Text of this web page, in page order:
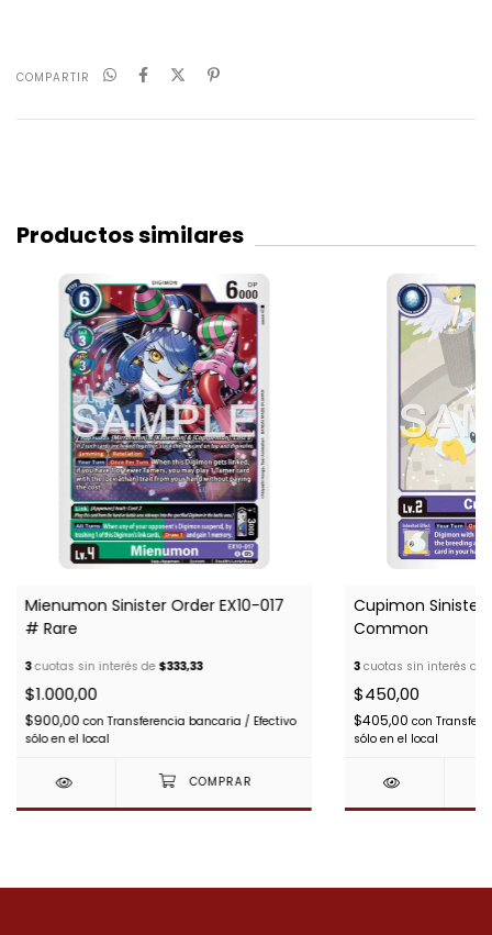
COMPARTIR
Productos similares
Mienumon Sinister Order EX10-017
# Rare
3cuotas sin interés de$333,33
$1.000,00
$900,00con Transferencia bancaria / Efectivo
sólo en el local
Cupimon Sinister
Common
3cuotas sin interés de
$450,00
$405,00 con
sólo en el local